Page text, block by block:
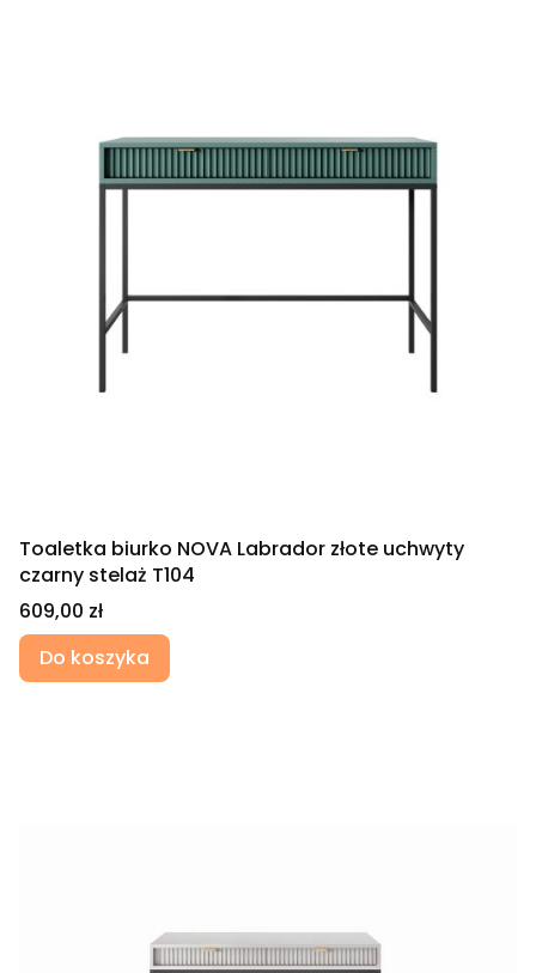
Toaletka biurko NOVA Labrador złote uchwyty
czarny stelaż T104
Cena
609,00 zł
Do koszyka